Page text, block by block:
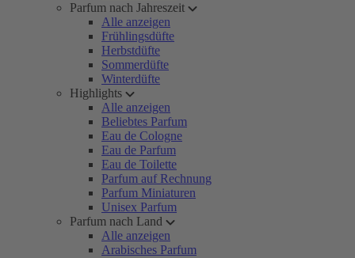
Parfum nach Jahreszeit
Alle anzeigen
Frühlingsdüfte
Herbstdüfte
Sommerdüfte
Winterdüfte
Highlights
Alle anzeigen
Beliebtes Parfum
Eau de Cologne
Eau de Parfum
Eau de Toilette
Parfum auf Rechnung
Parfum Miniaturen
Unisex Parfum
Parfum nach Land
Alle anzeigen
Arabisches Parfum